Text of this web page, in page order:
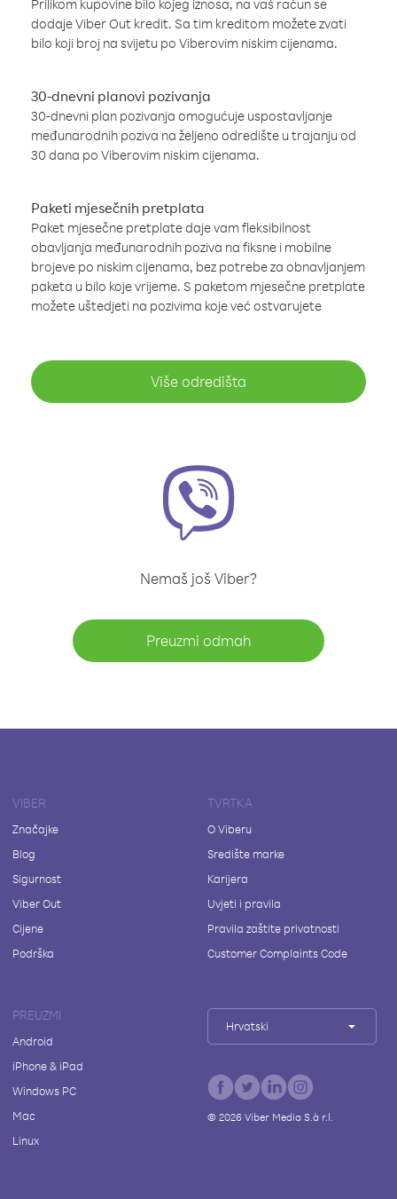
Prilikom kupovine bilo kojeg iznosa, na vaš račun se
dodaje Viber Out kredit. Sa tim kreditom možete zvati
bilo koji broj na svijetu po Viberovim niskim cijenama.
30-dnevni planovi pozivanja
30-dnevni plan pozivanja omogućuje uspostavljanje
međunarodnih poziva na željeno odredište u trajanju od
30 dana po Viberovim niskim cijenama.
Paketi mjesečnih pretplata
Paket mjesečne pretplate daje vam fleksibilnost
obavljanja međunarodnih poziva na fiksne i mobilne
brojeve po niskim cijenama, bez potrebe za obnavljanjem
paketa u bilo koje vrijeme. S paketom mjesečne pretplate
možete uštedjeti na pozivima koje već ostvarujete
Više odredišta
Nemaš još Viber?
Preuzmi odmah
VIBER
Značajke
Blog
Sigurnost
Viber Out
Cijene
Podrška
TVRTKA
O Viberu
Središte marke
Karijera
Uvjeti i pravila
Pravila zaštite privatnosti
Customer Complaints Code
PREUZMI
Android
iPhone & iPad
Windows PC
Mac
Linux
Hrvatski
© 2026Viber Media S.à r.l.